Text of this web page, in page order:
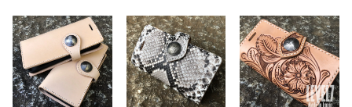
回転式
固定式
ベゼルインサート
フラット型（セラミック）
チャプターリング
バックル